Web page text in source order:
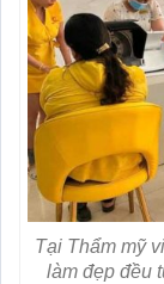
Tại Thẩm mỹ
làm đẹp đều